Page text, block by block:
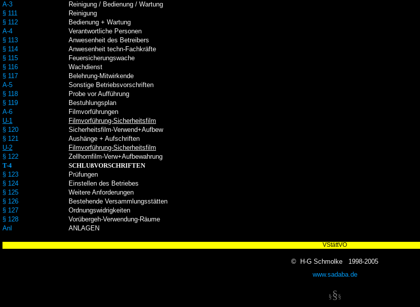
A-3
Reinigung / Bedienung / Wartung
§ 111
§ 112
Reinigung
Bedienung + Wartung
A-4
Verantwortliche Personen
§ 113
§ 114
§ 115
§ 116
§ 117
Anwesenheit des Betreibers
Anwesenheit techn-Fachkräfte
Feuersicherungswache
Wachdienst
Belehrung-Mitwirkende
A-5
Sonstige Betriebsvorschriften
§ 118
§ 119
Probe vor Aufführung
Bestuhlungsplan
A-6
Filmvorführungen
U-1
Filmvorführung-Sicherheitsfilm
§ 120
§ 121
Sicherheitsfilm-Verwend+Aufbew
Aushänge + Aufschriften
U-2
Filmvorführung-Sicherheitsfilm
§ 122
Zellhornfilm-Verw+Aufbewahrung
T-4
SCHLUßVORSCHRIFTEN
§ 123
§ 124
§ 125
§ 126
§ 127
§ 128
Prüfungen
Einstellen des Betriebes
Weitere Anforderungen
Bestehende Versammlungsstätten
Ordnungswidrigkeiten
Vorübergeh-Verwendung-Räume
Anl
ANLAGEN
VStättVO
© H-G Schmolke 1998-2005
www.sadaba.de
§ § §